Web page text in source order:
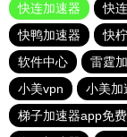
快连加速器
快
快鸭加速器
快
软件中心
雷霆
小美vpn
小美加
梯子加速器app免